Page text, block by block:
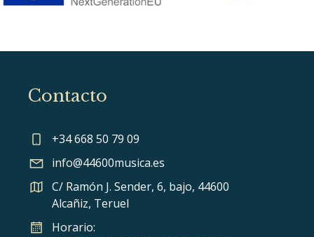
Contacto
+34 668 50 79 09
info@44600musica.es
C/ Ramón J. Sender, 6, bajo, 44600
Alcañiz, Teruel
Horario: